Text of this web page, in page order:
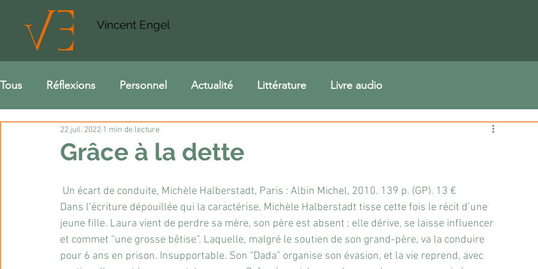
Vincent Engel
Tous Réflexions Personnel Actualité Littérature Livre audio
Grâce à la dette
22 juil. 2022 1 min de lecture
Un écart de conduite, Michèle Halberstadt, Paris : Albin Michel, 2010. 139 p. (GP). 13 €
Dans l’écriture dépouillée qui la caractérise, Michèle Halberstadt tisse cette fois le récit d’une
jeune fille. Laura vient de perdre sa mère, son père est absent ; elle dérive, se laisse influencer
et commet “une grosse bêtise”. Laquelle, malgré le soutien de son grand-père, va la conduire
pour 6 ans en prison. Insupportable. Son “Dada” organise son évasion, et la vie reprend, avec